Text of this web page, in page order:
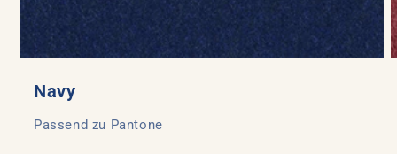
Navy
Passend zu Pantone